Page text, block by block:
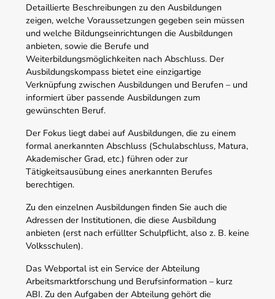
Detaillierte Beschreibungen zu den Ausbildungen
zeigen, welche Voraussetzungen gegeben sein müssen
und welche Bildungseinrichtungen die Ausbildungen
anbieten, sowie die Berufe und
Weiterbildungsmöglichkeiten nach Abschluss. Der
Ausbildungskompass bietet eine einzigartige
Verknüpfung zwischen Ausbildungen und Berufen – und
informiert über passende Ausbildungen zum
gewünschten Beruf.
Der Fokus liegt dabei auf Ausbildungen, die zu einem
formal anerkannten Abschluss (Schulabschluss, Matura,
Akademischer Grad, etc.) führen oder zur
Tätigkeitsausübung eines anerkannten Berufes
berechtigen.
Zu den einzelnen Ausbildungen finden Sie auch die
Adressen der Institutionen, die diese Ausbildung
anbieten (erst nach erfüllter Schulpflicht, also z. B. keine
Volksschulen).
Das Webportal ist ein Service der Abteilung
Arbeitsmarktforschung und Berufsinformation – kurz
ABI. Zu den Aufgaben der Abteilung gehört die